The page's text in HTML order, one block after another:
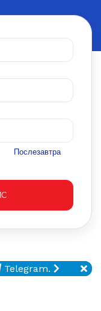
Послезавтра
Telegram.